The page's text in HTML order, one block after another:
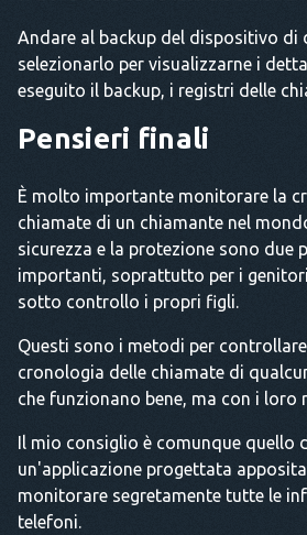
Andare al backup del dispositivo di
selezionarlo per visualizzarne i
eseguito il backup, i registri delle
Pensieri finali
È molto importante monitorare la
chiamate di un chiamante nel
sicurezza e la protezione sono due
importanti, soprattutto per i
sotto controllo i propri figli.
Questi sono i metodi per
cronologia delle chiamate di
che funzionano bene, ma con i loro
Il mio consiglio è comunque quello
un'applicazione progettata
monitorare segretamente tutte le
telefoni.